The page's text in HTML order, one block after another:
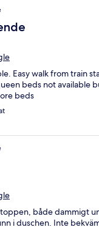
Easy walk from train
beds not available
beds
både dammigt
i duschen. Inte